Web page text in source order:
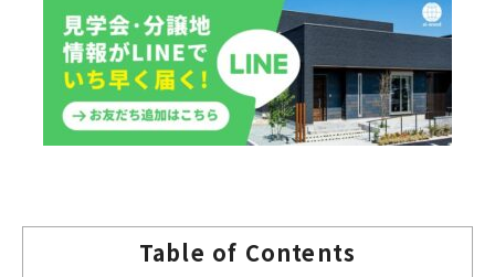
Table of Contents